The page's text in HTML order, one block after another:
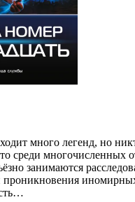
много легенд, но
среди многочисленных
занимаются
проникновения